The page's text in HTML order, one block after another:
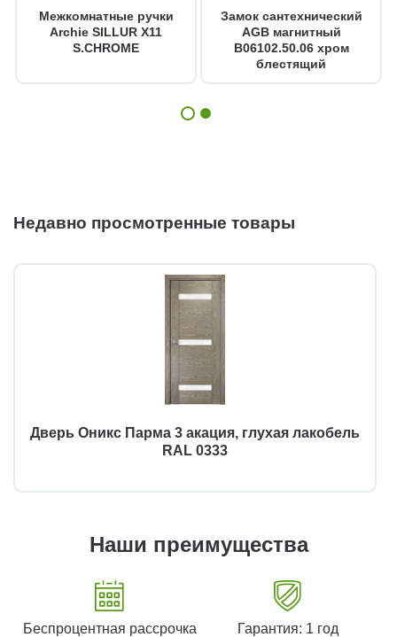
Межкомнатные ручки
Archie SILLUR X11
S.CHROME
Замок сантехнический
AGB магнитный
B06102.50.06 хром
блестящий
Недавно просмотренные товары
Дверь Оникс Парма 3 акация, глухая лакобель
RAL 0333
Наши преимущества
Беспроцентная рассрочка
Гарантия: 1 год